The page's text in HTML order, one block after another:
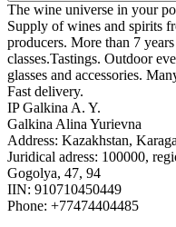
The wine universe in your
Supply of wines and spirits
producers. More than 7
classes.Tastings. Outdoor
glasses and accessories.
Fast delivery.
IP Galkina A. Y.
Galkina Alina Yurievna
Address: Kazakhstan,
Juridical adress: 100000,
Gogolya, 47, 94
IIN: 910710450449
Phone: +77474404485